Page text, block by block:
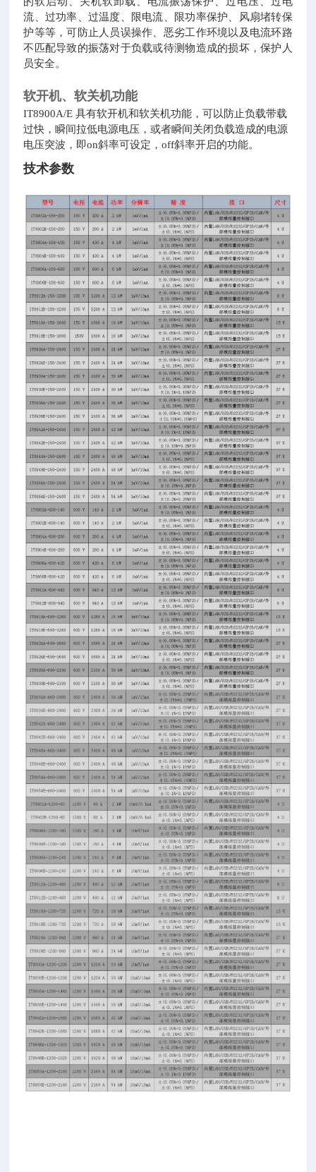
流、过功率、过温度、限电流、限功率保护、风扇堵转保
护等等，可防止人员误操作、恶劣工作环境以及电流环路
不匹配导致的振荡对于负载或待测物造成的损坏，保护人
员安全。
软开机、软关机功能
IT8900A/E 具有软开机和软关机功能，可以防止负载带载
过快，瞬间拉低电源电压，或者瞬间关闭负载造成的电源
电压突波，即on斜率可设定，off斜率开启的功能。
技术参数